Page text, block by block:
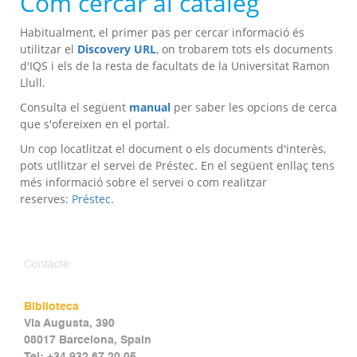
Habitualment, el primer pas per cercar informació és
utilitzar el Discovery URL, on trobarem tots els documents
d'IQS i els de la resta de facultats de la Universitat Ramon
Llull.
Consulta el següent manual per saber les opcions de cerca
que s'ofereixen en el portal.
Un cop locatlitzat el document o els documents d'interès,
pots utllitzar el servei de Préstec. En el següent enllaç tens
més informació sobre el servei o com realitzar
reserves: Préstec.
Contacte
Biblioteca
Via Augusta, 390
08017 Barcelona, Spain